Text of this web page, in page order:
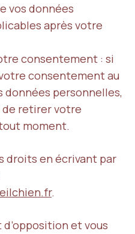
vos données
après votre
consentement : si
consentement au
personnelles,
de retirer votre
moment.
droits en écrivant par
.
et vous